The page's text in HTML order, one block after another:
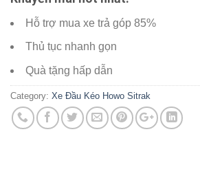
Hỗ trợ mua xe trả góp 85%
Thủ tục nhanh gọn
Quà tặng hấp dẫn
Category: Xe Đầu Kéo Howo Sitrak